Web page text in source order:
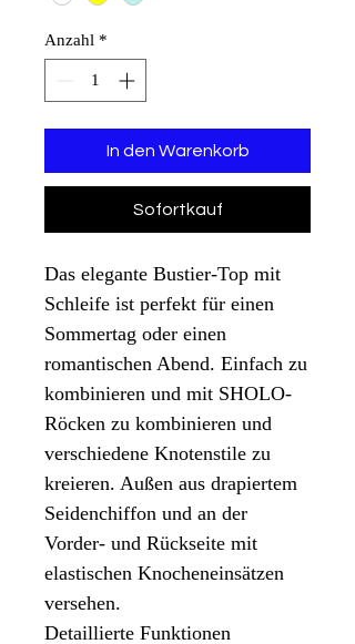
Anzahl *
In den Warenkorb
Sofortkauf
Das elegante Bustier-Top mit
Schleife ist perfekt für einen
Sommertag oder einen
romantischen Abend. Einfach zu
kombinieren und mit SHOLO-
Röcken zu kombinieren und
verschiedene Knotenstile zu
kreieren. Außen aus drapiertem
Seidenchiffon und an der
Vorder- und Rückseite mit
elastischen Knocheneinsätzen
versehen.
Detaillierte Funktionen